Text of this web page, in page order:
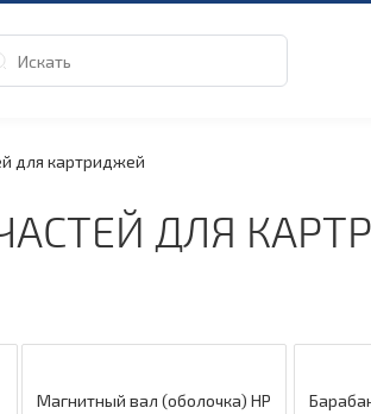
для картриджей
ДЛЯ
Магнитный вал (оболочка) HP